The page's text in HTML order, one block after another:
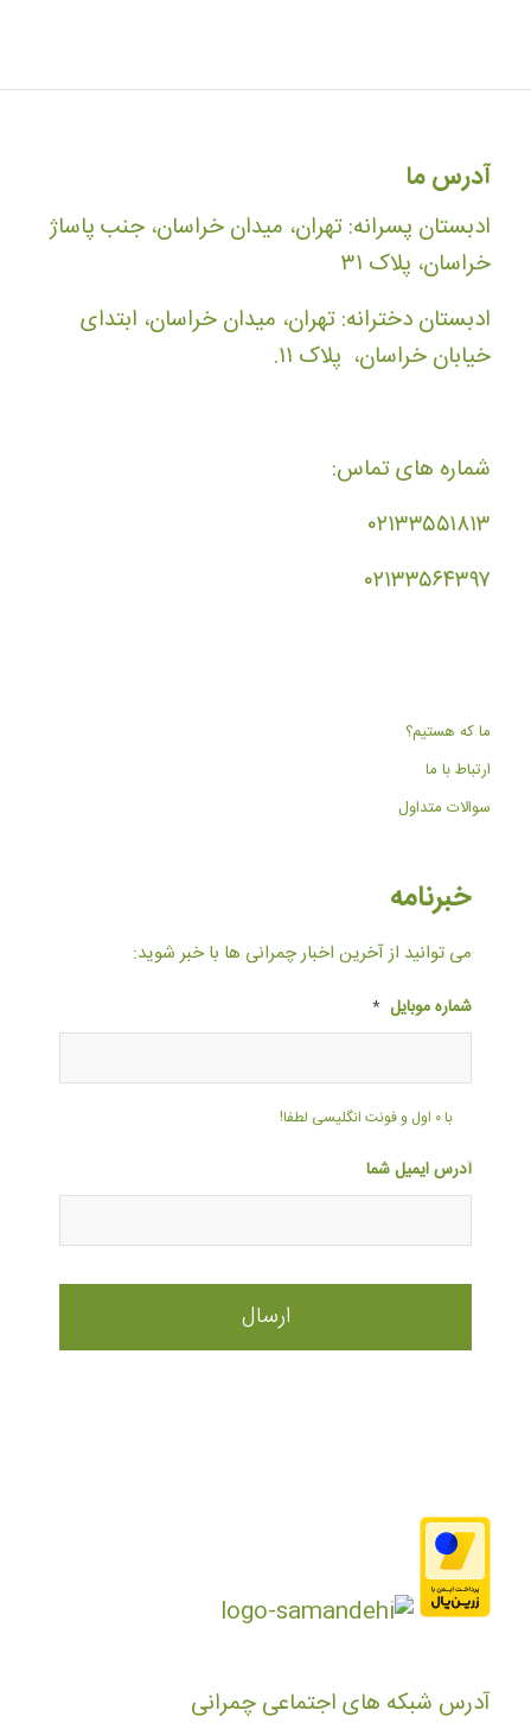
آدرس ما
ادبستان پسرانه: تهران، میدان خراسان، جنب پاساژ
خراسان، پلاک ۳۱
ادبستان دخترانه: تهران، میدان خراسان، ابتدای
خیابان خراسان، پلاک ۱۱.
شماره های تماس:
۰۲۱۳۳۵۵۱۸۱۳
۰۲۱۳۳۵۶۴۳۹۷
ما که هستیم؟
ارتباط با ما
سوالات متداول
خبرنامه
می توانید از آخرین اخبار چمرانی ها با خبر شوید:
شماره موبایل *
با ۰ اول و فونت انگلیسی لطفا!
آدرس ایمیل شما
آدرس شبکه های اجتماعی چمرانی